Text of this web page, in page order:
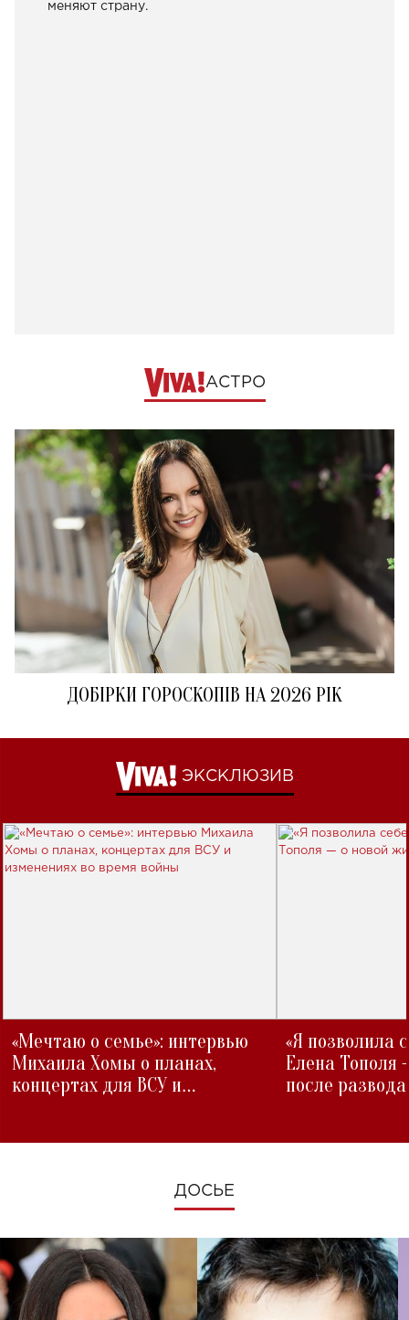
меняют страну.
АСТРО
ДОБІРКИ ГОРОСКОПІВ НА 2026 РІК
ЭКСКЛЮЗИВ
«Мечтаю о семье»: интервью
Михаила Хомы о планах,
концертах для ВСУ и
«Я позволила
Елена Тополя
после развода
ДОСЬЕ